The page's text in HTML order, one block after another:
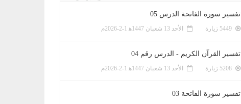
تفسير سورة الفاتحة الدرس 05
الأحد 13 شعبان 1447ﻫ 1-2-2026م
تفسير القرآن الكريم - الدرس رقم 04
الأحد 13 شعبان 1447ﻫ 1-2-2026م
تفسير سورة الفاتحة 03